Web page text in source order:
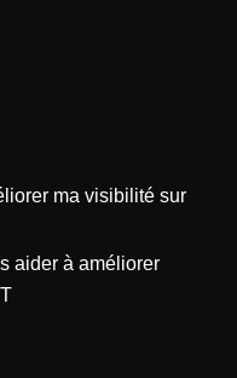
ma visibilité sur
aider à améliorer